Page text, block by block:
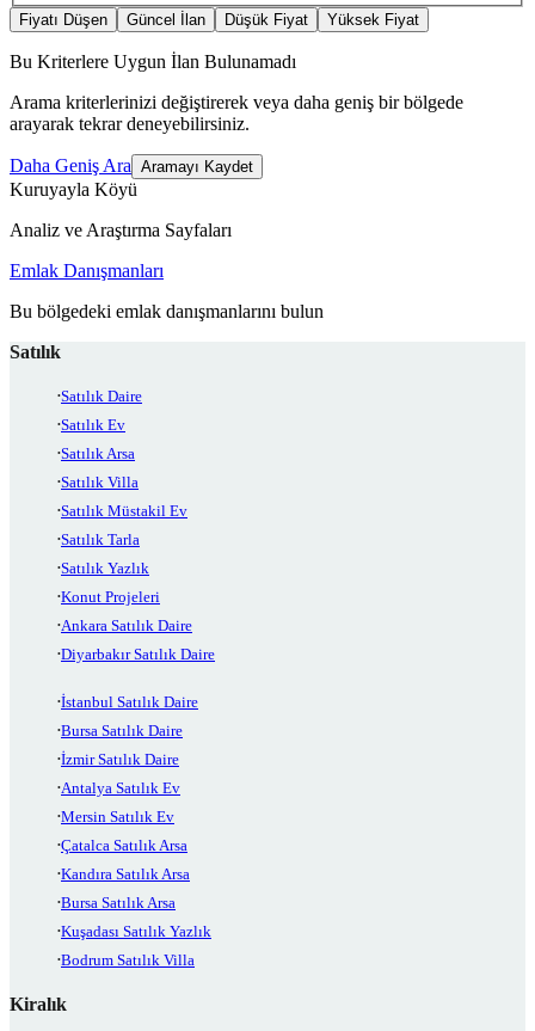
Fiyatı Düşen Güncel İlan Düşük Fiyat Yüksek Fiyat
Bu Kriterlere Uygun İlan Bulunamadı
Arama kriterlerinizi değiştirerek veya daha geniş bir bölgede
arayarak tekrar deneyebilirsiniz.
Daha Geniş Ara Aramayı Kaydet
Kuruyayla Köyü
Analiz ve Araştırma Sayfaları
Emlak Danışmanları
Bu bölgedeki emlak danışmanlarını bulun
Satılık
Satılık Daire
Satılık Ev
Satılık Arsa
Satılık Villa
Satılık Müstakil Ev
Satılık Tarla
Satılık Yazlık
Konut Projeleri
Ankara Satılık Daire
Diyarbakır Satılık Daire
İstanbul Satılık Daire
Bursa Satılık Daire
İzmir Satılık Daire
Antalya Satılık Ev
Mersin Satılık Ev
Çatalca Satılık Arsa
Kandıra Satılık Arsa
Bursa Satılık Arsa
Kuşadası Satılık Yazlık
Bodrum Satılık Villa
Kiralık